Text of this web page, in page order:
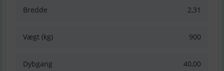
Bredde 2,31
Vægt (kg) 900
Dybgang 40,00